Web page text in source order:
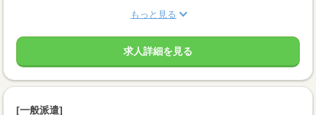
もっと見る
求人詳細を見る
[一般派遣]